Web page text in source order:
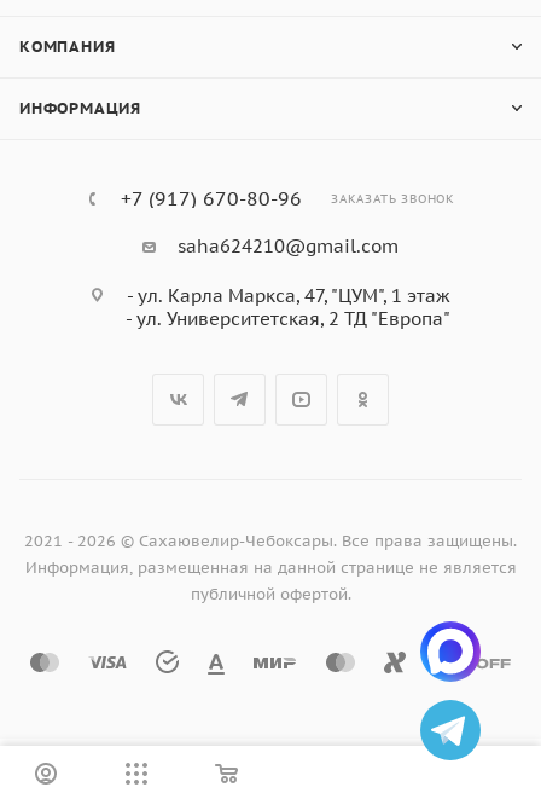
КОМПАНИЯ
ИНФОРМАЦИЯ
+7 (917) 670-80-96 ЗАКАЗАТЬ ЗВОНОК
saha624210@gmail.com
- ул. Карла Маркса, 47, "ЦУМ", 1 этаж
- ул. Университетская, 2 ТД "Европа"
2021 - 2026 © Сахаювелир-Чебоксары. Все права защищены.
Информация, размещенная на данной странице не является
публичной офертой.